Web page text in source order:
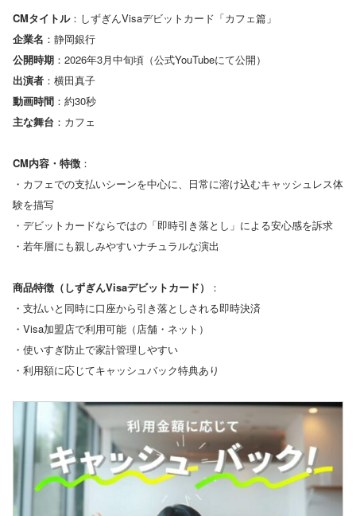
CMタイトル：しずぎんVisaデビットカード「カフェ篇」
企業名 ：静岡銀行
公開時期 ：2026年3月中旬頃（公式YouTubeにて公開）
出演者 ：横田真子
動画時間 ：約30秒
主な舞台 ：カフェ
CM内容・特徴 ：
・カフェでの支払いシーンを中心に、日常に溶け込むキャッシュレス体
験を描写
・デビットカードならではの「即時引き落とし」による安心感を訴求
・若年層にも親しみやすいナチュラルな演出
商品特徴（しずぎんVisaデビットカード）
：
・支払いと同時に口座から引き落としされる即時決済
・Visa加盟店で利用可能（店舗・ネット）
・使いすぎ防止で家計管理しやすい
・利用額に応じてキャッシュバック特典あり